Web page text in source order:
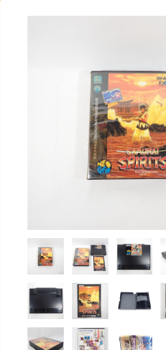
【GB】ゲームボーイ - GAME BOY
【PS】プレイステーション - PLAY
【NG】ネオジオ - NEOGEO
【SS】セガサターン - SEGA SATURN
【DC】ドリームキャスト - DREAM
【PCE】PCエンジン - PC ENGINE